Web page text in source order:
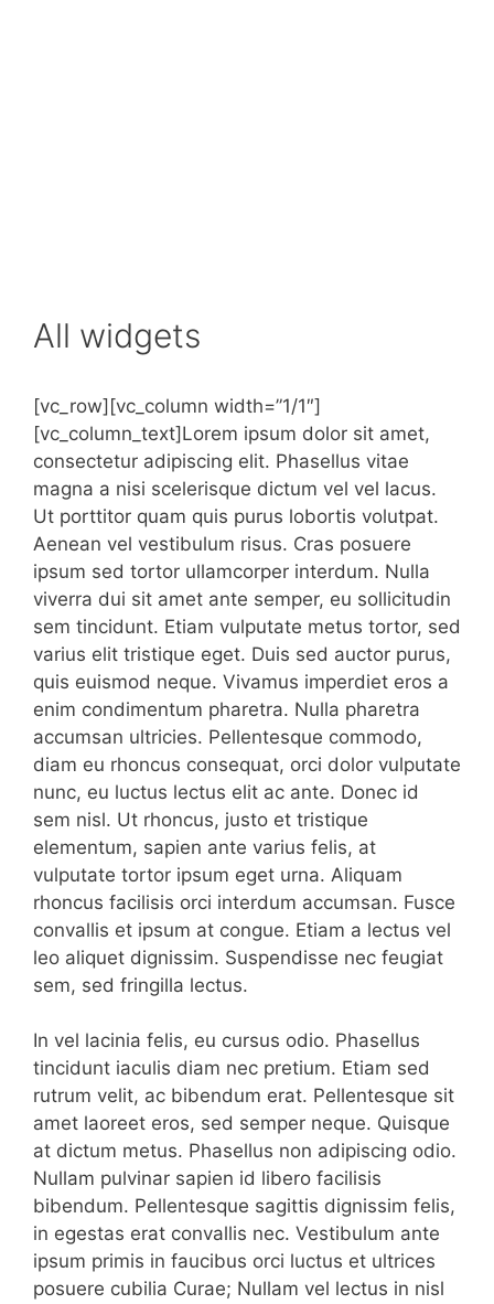
All widgets
[vc_row][vc_column width=”1/1″]
[vc_column_text]Lorem ipsum dolor sit amet,
consectetur adipiscing elit. Phasellus vitae
magna a nisi scelerisque dictum vel vel lacus.
Ut porttitor quam quis purus lobortis volutpat.
Aenean vel vestibulum risus. Cras posuere
ipsum sed tortor ullamcorper interdum. Nulla
viverra dui sit amet ante semper, eu sollicitudin
sem tincidunt. Etiam vulputate metus tortor, sed
varius elit tristique eget. Duis sed auctor purus,
quis euismod neque. Vivamus imperdiet eros a
enim condimentum pharetra. Nulla pharetra
accumsan ultricies. Pellentesque commodo,
diam eu rhoncus consequat, orci dolor vulputate
nunc, eu luctus lectus elit ac ante. Donec id
sem nisl. Ut rhoncus, justo et tristique
elementum, sapien ante varius felis, at
vulputate tortor ipsum eget urna. Aliquam
rhoncus facilisis orci interdum accumsan. Fusce
convallis et ipsum at congue. Etiam a lectus vel
leo aliquet dignissim. Suspendisse nec feugiat
sem, sed fringilla lectus.
In vel lacinia felis, eu cursus odio. Phasellus
tincidunt iaculis diam nec pretium. Etiam sed
rutrum velit, ac bibendum erat. Pellentesque sit
amet laoreet eros, sed semper neque. Quisque
at dictum metus. Phasellus non adipiscing odio.
Nullam pulvinar sapien id libero facilisis
bibendum. Pellentesque sagittis dignissim felis,
in egestas erat convallis nec. Vestibulum ante
ipsum primis in faucibus orci luctus et ultrices
posuere cubilia Curae; Nullam vel lectus in nisl